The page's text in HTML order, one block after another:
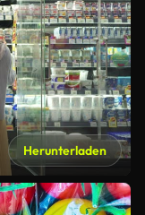
Herunterladen